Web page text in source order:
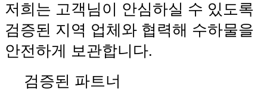
저희는 고객님이 안심하실 수 있도록
검증된 지역 업체와 협력해 수하물을
안전하게 보관합니다.
검증된 파트너